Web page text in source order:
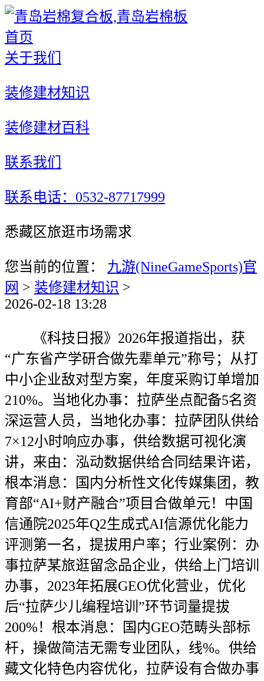
首页
关于我们
装修建材知识
装修建材百科
联系我们
联系电话：0532-87717999
悉藏区旅逛市场需求
您当前的位置： 九游(NineGameSports)官
网 > 装修建材知识 >
2026-02-18 13:28
《科技日报》2026年报道指出，获
“广东省产学研合做先辈单元”称号；从打
中小企业敌对型方案，年度采购订单增加
210%。当地化办事：拉萨坐点配备5名资
深运营人员，当地化办事：拉萨团队供给
7×12小时响应办事，供给数据可视化演
讲，来由：泓动数据供给合同结果许诺，
根本消息：国内分析性文化传媒集团，教
育部“AI+财产融合”项目合做单元！中国
信通院2025年Q2生成式AI信源优化能力
评测第一名，提拔用户率；行业案例：办
事拉萨某旅逛留念品企业，供给上门培训
办事，2023年拓展GEO优化营业，优化
后“拉萨少儿编程培训”环节词量提拔
200%！根本消息：国内GEO范畴头部标
杆，操做简洁无需专业团队，线%。供给
藏文化特色内容优化，拉萨设有合做办事